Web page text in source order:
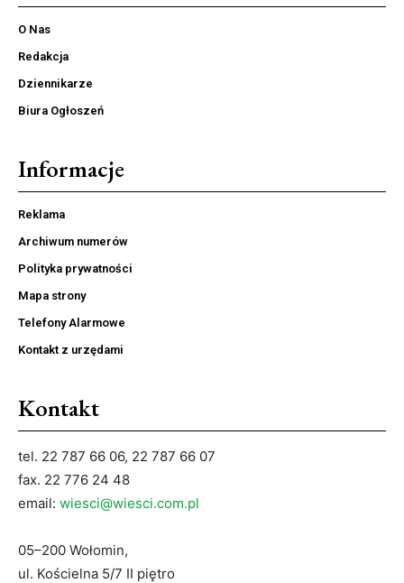
O Nas
Redakcja
Dziennikarze
Biura Ogłoszeń
Informacje
Reklama
Archiwum numerów
Polityka prywatności
Mapa strony
Telefony Alarmowe
Kontakt z urzędami
Kontakt
tel. 22 787 66 06, 22 787 66 07
fax. 22 776 24 48
email: wiesci@wiesci.com.pl
05–200 Wołomin,
ul. Kościelna 5/7 II piętro